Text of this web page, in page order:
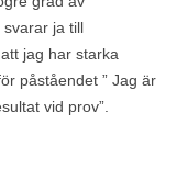
ja till
jag har starka
påståendet ” Jag är
vid prov”.